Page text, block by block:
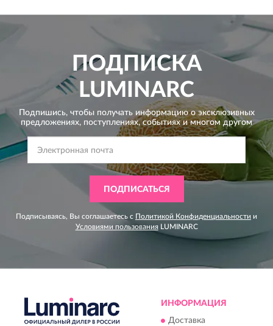
ПОДПИСКА
LUMINARC
Подпишись, чтобы получать информацию о эксклюзивных
предложениях, поступлениях, событиях и многом другом
ПОДПИСАТЬСЯ
Подписываясь, Вы соглашаетесь с Политикой Конфиденциальности и
Условиями пользованияLUMINARC
ИНФОРМАЦИЯ
Доставка